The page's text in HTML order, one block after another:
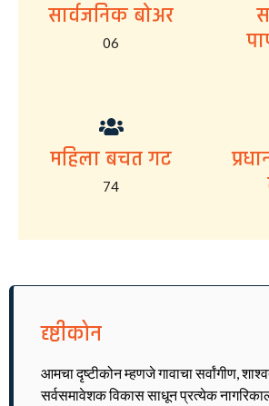
सार्वजनिक बोअर
06
महिला बचत गट
74
दृष्टीकोन
आमचा दृष्टीकोन म्हणजे गावाचा सर्वांगीण,
सर्वसमावेशक विकास साधून प्रत्येक